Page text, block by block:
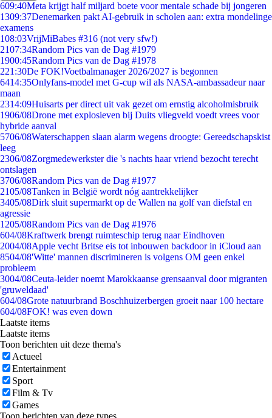
609:40Meta krijgt half miljard boete voor mentale schade bij jongeren
1309:37Denemarken pakt AI-gebruik in scholen aan: extra mondelinge
examens
108:03VrijMiBabes #316 (not very sfw!)
2107:34Random Pics van de Dag #1979
1900:45Random Pics van de Dag #1978
221:30De FOK!Voetbalmanager 2026/2027 is begonnen
6414:35Onlyfans-model met G-cup wil als NASA-ambassadeur naar
maan
2314:09Huisarts per direct uit vak gezet om ernstig alcoholmisbruik
1906/08Drone met explosieven bij Duits vliegveld voedt vrees voor
hybride aanval
5706/08Waterschappen slaan alarm wegens droogte: Gereedschapskist
leeg
2306/08Zorgmedewerkster die 's nachts haar vriend bezocht terecht
ontslagen
3706/08Random Pics van de Dag #1977
2105/08Tanken in België wordt nóg aantrekkelijker
3405/08Dirk sluit supermarkt op de Wallen na golf van diefstal en
agressie
1205/08Random Pics van de Dag #1976
604/08Kraftwerk brengt ruimteschip terug naar Eindhoven
2004/08Apple vecht Britse eis tot inbouwen backdoor in iCloud aan
8504/08'Witte' mannen discrimineren is volgens OM geen enkel
probleem
3004/08Ceuta-leider noemt Marokkaanse grensaanval door migranten
'gruweldaad'
604/08Grote natuurbrand Boschhuizerbergen groeit naar 100 hectare
604/08FOK! was even down
Laatste items
Laatste items
Toon berichten uit deze thema's
Actueel
Entertainment
Sport
Film & Tv
Games
Toon berichten van deze types